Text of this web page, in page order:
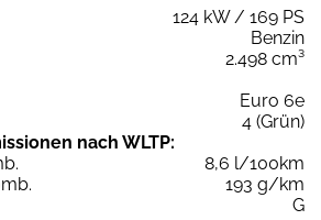
124 kW / 169 PS
Benzin
2.498 cm³
Euro 6e
4 (Grün)
nach WLTP:
8,6 l/100km
193 g/km
G